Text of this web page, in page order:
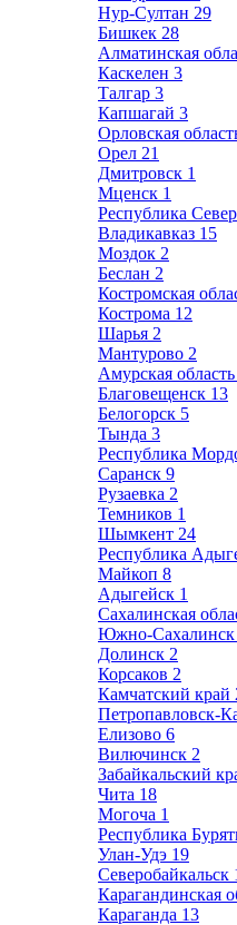
Нур-Султан 29
Бишкек 28
Алматинская
Каскелен 3
Талгар 3
Капшагай 3
Орловская
Орел 21
Дмитровск 1
Мценск 1
Республика
Владикавказ 15
Моздок 2
Беслан 2
Костромская
Кострома 12
Шарья 2
Мантурово 2
Амурская область
Благовещенск 13
Белогорск 5
Тында 3
Республика
Саранск 9
Рузаевка 2
Темников 1
Шымкент 24
Республика
Майкоп 8
Адыгейск 1
Сахалинская
Южно-Сахалинск
Долинск 2
Корсаков 2
Камчатский край
Петропавловск-
Елизово 6
Вилючинск 2
Забайкальский
Чита 18
Могоча 1
Республика
Улан-Удэ 19
Северобайкальск
Карагандинская
Караганда 13